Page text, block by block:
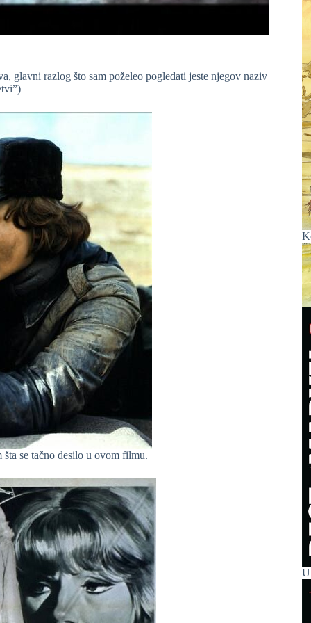
glavni razlog što sam poželeo pogledati jeste njegov naziv
šta se tačno desilo u ovom filmu.